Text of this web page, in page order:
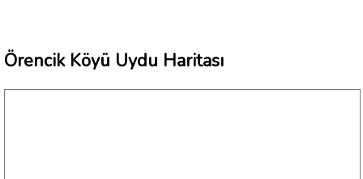
Örencik Köyü Uydu Haritası